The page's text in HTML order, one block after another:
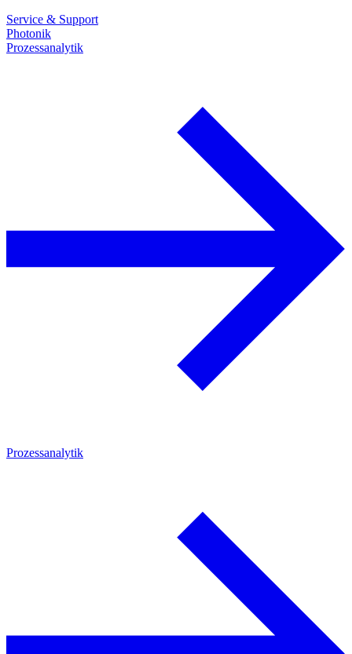
Service & Support
Photonik
Prozessanalytik
Prozessanalytik